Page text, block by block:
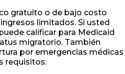
gratuito o de bajo costo
limitados. Si usted
calificar para Medicaid
migratorio. También
por emergencias médicas
requisitos.